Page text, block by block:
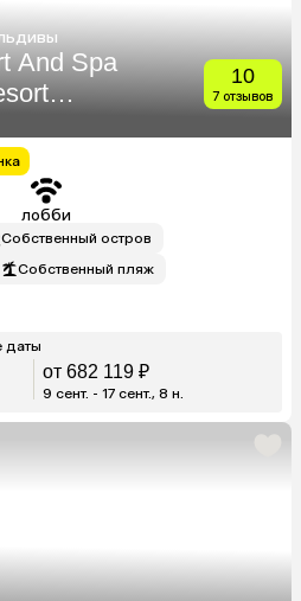
And Spa
10
7 отзывов
лобби
Собственный остров
Собственный пляж
даты
от 682 119 ₽
9 сент. - 17 сент., 8 н.